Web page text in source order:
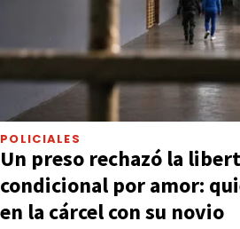
POLICIALES
Un preso rechazó la
condicional por amor:
en la cárcel con su novio